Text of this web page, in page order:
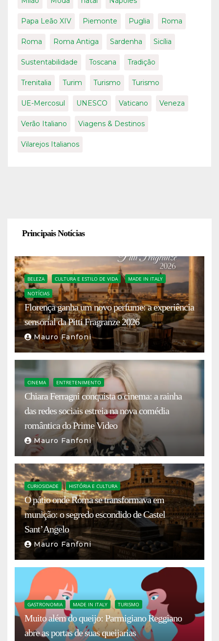
Papa Leão XIV Piemonte Puglia Roma
Roma Roma Antiga Sardenha Sicília
Sustentabilidade Toscana Tradição
Trenitalia Turim Turismo Turismo
UE-Mercosul UNESCO Vaticano Veneza
Verão Italiano Viagens & Destinos
Vilarejos Italianos
Principais Notícias
BELEZA CULTURA E ESTILO DE VIDA MADE IN ITALY
NOTÍCIAS
Florença ganha um novo perfume: a experiência
sensorial da Pitti Fragranze 2026
Mauro Fanfoni
CINEMA ENTRETENIMENTO
Chiara Ferragni conquista o cinema: a rainha
das redes sociais estreia na nova comédia
romântica do Prime Video
Mauro Fanfoni
CURIOSIDADE HISTÓRIA E CULTURA
O pátio onde Roma se transformava em
munição: o segredo escondido de Castel
Sant’Angelo
Mauro Fanfoni
GASTRONOMIA MADE IN ITALY TURISMO
Muito além do queijo: Parmigiano Reggiano
abre as portas de suas queijarias